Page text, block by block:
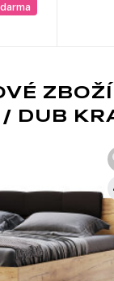
DUB